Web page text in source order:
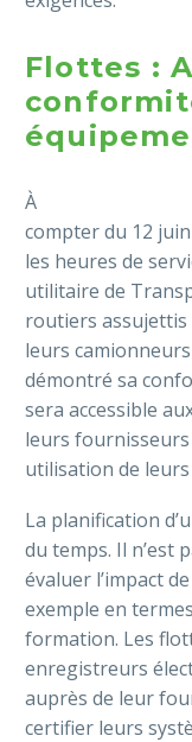
Flottes :
À
compter du 12
les heures de
utilitaire de
routiers
leurs
démontré sa
sera accessible
leurs
utilisation de leurs
La planification
du temps. Il n’est
évaluer l’impact
exemple en
formation. Les
enregistreurs
auprès de leur
certifier leurs